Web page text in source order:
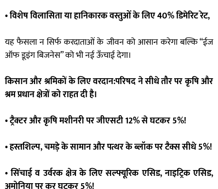
• विशेष विलासिता या हानिकारक वस्तुओं के लिए 40% डिमेरिट रेट,
यह फैसला न सिर्फ करदाताओं के जीवन को आसान करेगा बल्कि “ईज
ऑफ डूइंग बिजनेस” को भी नई ऊँचाई देगा।
किसान और श्रमिकों के लिए वरदान:परिषद ने सीधे तौर पर कृषि और
श्रम प्रधान क्षेत्रों को राहत दी है।
• ट्रैक्टर और कृषि मशीनरी पर जीएसटी 12% से घटकर 5%!
• हस्तशिल्प, चमड़े के सामान और पत्थर के ब्लॉक पर टैक्स सीधे 5%!
• सिंचाई व उर्वरक क्षेत्र के लिए सल्फ्यूरिक एसिड, नाइट्रिक एसिड,